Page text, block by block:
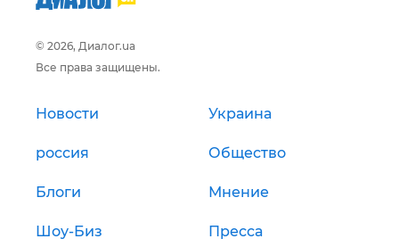
© 2026, Диалог.ua
Все права защищены.
Новости Украина
россия Общество
Блоги Мнение
Шоу-Биз Пресса